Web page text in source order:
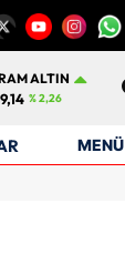
ALTIN
% 2,26
MENÜ